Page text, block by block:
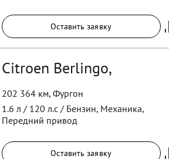
Оставить заявку
Citroen Berlingo,
202 364 км, Фургон
1.6 л / 120 л.с / Бензин, Механика,
Передний привод
Оставить заявку